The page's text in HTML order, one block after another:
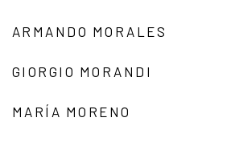
ARMANDO MORALES
GIORGIO MORANDI
MARÍA MORENO